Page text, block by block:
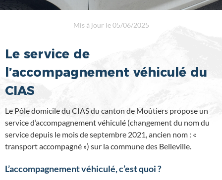
Mis à jour le 05/06/2025
Le service de
l’accompagnement véhiculé du
CIAS
Le Pôle domicile du CIAS du canton de Moûtiers propose un
service d’accompagnement véhiculé (changement du nom du
service depuis le mois de septembre 2021, ancien nom : «
transport accompagné ») sur la commune des Belleville.
L’accompagnement véhiculé, c’est quoi ?